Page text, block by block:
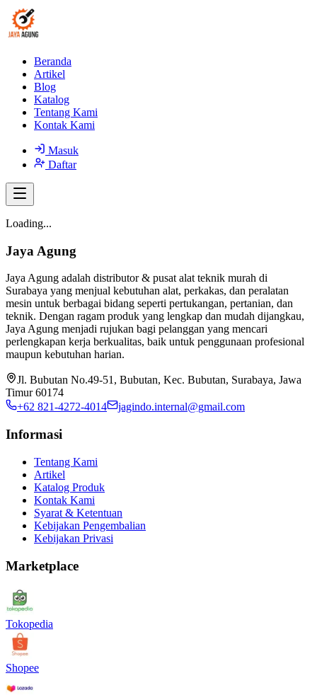
Beranda
Artikel
Blog
Katalog
Tentang Kami
Kontak Kami
Masuk
Daftar
Loading...
Jaya Agung
Jaya Agung adalah distributor & pusat alat teknik murah di
Surabaya yang menjual kebutuhan alat, perkakas, dan peralatan
mesin untuk berbagai bidang seperti pertukangan, pertanian, dan
teknik. Dengan ragam produk yang lengkap dan mudah dijangkau,
Jaya Agung menjadi rujukan bagi pelanggan yang mencari
perlengkapan kerja berkualitas, baik untuk penggunaan profesional
maupun kebutuhan harian.
Jl. Bubutan No.49-51, Bubutan, Kec. Bubutan, Surabaya, Jawa
Timur 60174
+62 821-4272-4014
jagindo.internal@gmail.com
Informasi
Tentang Kami
Artikel
Katalog Produk
Kontak Kami
Syarat & Ketentuan
Kebijakan Pengembalian
Kebijakan Privasi
Marketplace
Tokopedia
Shopee